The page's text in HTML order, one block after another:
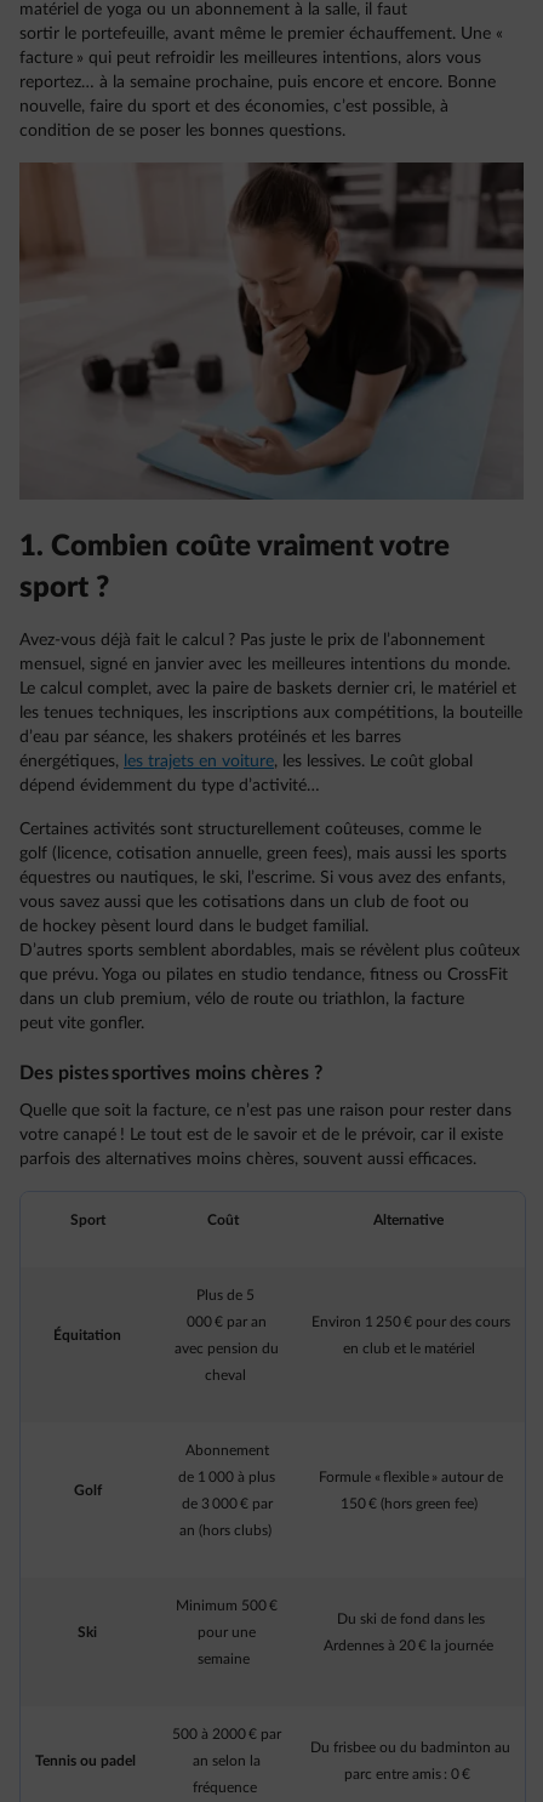
matériel de yoga ou un abonnement à la salle, il faut
sortir le portefeuille, avant même le premier échauffement. Une «
facture » qui peut refroidir les meilleures intentions, alors vous
reportez… à la semaine prochaine, puis encore et encore. Bonne
nouvelle, faire du sport et des économies, c’est possible, à
condition de se poser les bonnes questions.
1. Combien coûte vraiment votre
sport ?
Avez-vous déjà fait le calcul ? Pas juste le prix de l’abonnement
mensuel, signé en janvier avec les meilleures intentions du monde.
Le calcul complet, avec la paire de baskets dernier cri, le matériel et
les tenues techniques, les inscriptions aux compétitions, la bouteille
d’eau par séance, les shakers protéinés et les barres
énergétiques, les trajets en voiture, les lessives. Le coût global
dépend évidemment du type d’activité…
Certaines activités sont structurellement coûteuses, comme le
golf (licence, cotisation annuelle, green fees), mais aussi les sports
équestres ou nautiques, le ski, l’escrime. Si vous avez des enfants,
vous savez aussi que les cotisations dans un club de foot ou
de hockey pèsent lourd dans le budget familial.
D’autres sports semblent abordables, mais se révèlent plus coûteux
que prévu. Yoga ou pilates en studio tendance, fitness ou CrossFit
dans un club premium, vélo de route ou triathlon, la facture
peut vite gonfler.
Des pistes sportives moins chères ?
Quelle que soit la facture, ce n’est pas une raison pour rester dans
votre canapé ! Le tout est de le savoir et de le prévoir, car il existe
parfois des alternatives moins chères, souvent aussi efficaces.
Sport Coût Alternative
Équitation
Plus de 5
000 € par an
avec pension du
cheval
Environ 1 250 € pour des cours
en club et le matériel
Golf
Abonnement
de 1 000 à plus
de 3 000 € par
an (hors clubs)
Formule « flexible » autour de
150 € (hors green fee)
Ski
Minimum 500 €
pour une
semaine
Du ski de fond dans les
Ardennes à 20 € la journée
Tennis ou padel
500 à 2000 € par
an selon la
fréquence
Du frisbee ou du badminton au
parc entre amis : 0 €